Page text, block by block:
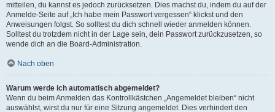
mitteilen, du kannst es jedoch zurücksetzen. Dies machst du, indem du auf der
Anmelde-Seite auf „Ich habe mein Passwort vergessen“ klickst und den
Anweisungen folgst. So solltest du dich schnell wieder anmelden können.
Solltest du trotzdem nicht in der Lage sein, dein Passwort zurückzusetzen, so
wende dich an die Board-Administration.
Nach oben
Warum werde ich automatisch abgemeldet?
Wenn du beim Anmelden das Kontrollkästchen „Angemeldet bleiben“ nicht
auswählst, wirst du nur für eine Sitzung angemeldet. Dies verhindert den